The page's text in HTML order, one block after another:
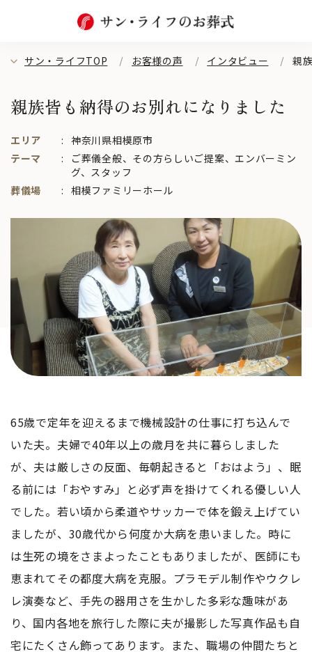
サン・ライフTOP お客様の声 インタビュー 親
親族皆も納得のお別れになりました
エリア
神奈川県相模原市
テーマ
ご葬儀全般、 その方らしいご提案、エンバーミン
グ、 スタッフ
葬儀場
相模ファミリーホール
65歳で定年を迎えるまで機械設計の仕事に打ち込んで
いた夫。夫婦で40年以上の歳月を共に暮らしました
が、夫は厳しさの反面、毎朝起きると「おはよう」、眠
る前には「おやすみ」と必ず声を掛けてくれる優しい人
でした。若い頃から柔道やサッカーで体を鍛え上げてい
ましたが、30歳代から何度か大病を患いました。時に
は生死の境をさまよったこともありましたが、医師にも
恵まれてその都度大病を克服。プラモデル制作やウクレ
レ演奏など、手先の器用さを生かした多彩な趣味があ
り、国内各地を旅行した際に夫が撮影した写真作品も自
宅にたくさん飾ってあります。また、職場の仲間たちと